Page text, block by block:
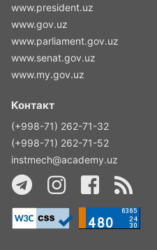
www.president.uz
www.gov.uz
www.parliament.gov.uz
www.senat.gov.uz
www.my.gov.uz
Контакт
(+998-71) 262-71-32
(+998-71) 262-71-52
instmech@academy.uz